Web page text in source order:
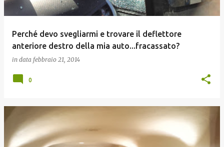
Perché devo svegliarmi e trovare il deflettore
anteriore destro della mia auto...fracassato?
in data febbraio 21, 2014
0